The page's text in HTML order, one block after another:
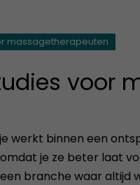
massagetherapeuten
voor
werkt binnen een
je ze beter laat
branche waar altijd